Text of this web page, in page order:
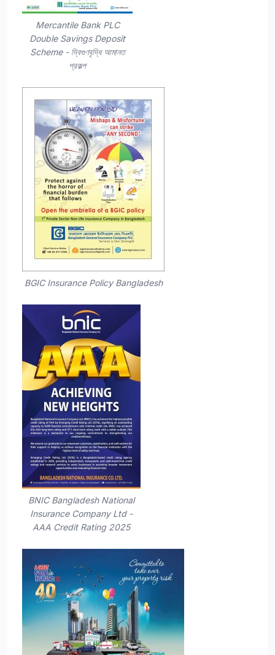
Mercantile Bank PLC
Double Savings Deposit
Scheme - দ্বিগুণবৃদ্ধি আমানত
প্রকল্প
BGIC Insurance Policy Bangladesh
BNIC Bangladesh National
Insurance Company Ltd -
AAA Credit Rating 2025